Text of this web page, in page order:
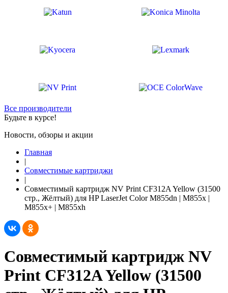
Все производители
Будьте в курсе!
Новости, обзоры и акции
Главная
|
Совместимые картриджи
|
Совместимый картридж NV Print CF312A Yellow (31500
стр., Жёлтый) для HP LaserJet Color M855dn | M855x |
M855x+ | M855xh
Совместимый картридж NV
Print CF312A Yellow (31500